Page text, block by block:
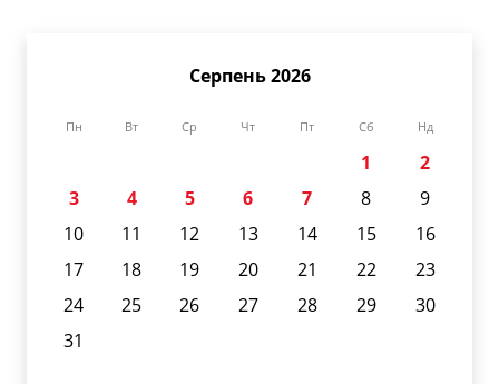
Серпень 2026
Пн Вт Ср Чт Пт Сб Нд
1
2
3
4 5 6 7 8
9
10
11 12 13 14 15
16
17
18 19 20 21 22
23
24
25 26 27 28 29
30
31